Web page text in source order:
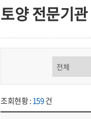
토양 전문기관
조회현황 :159건